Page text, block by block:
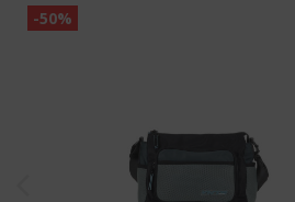
-50%